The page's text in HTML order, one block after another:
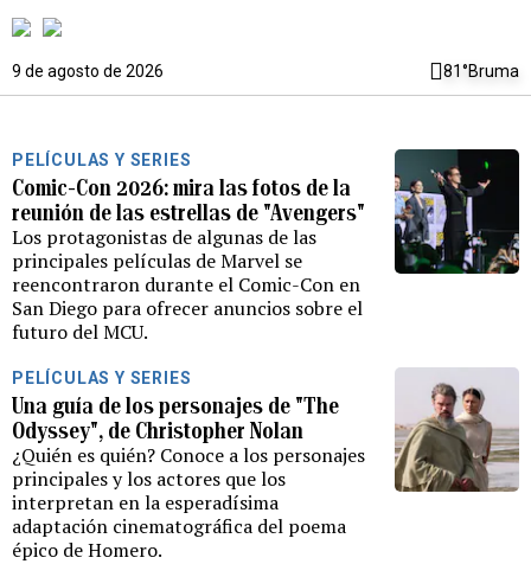
9 de agosto de 2026 81°Bruma
PELÍCULAS Y SERIES
Comic-Con 2026: mira las fotos de la
reunión de las estrellas de "Avengers"
Los protagonistas de algunas de las
principales películas de Marvel se
reencontraron durante el Comic-Con en
San Diego para ofrecer anuncios sobre el
futuro del MCU.
PELÍCULAS Y SERIES
Una guía de los personajes de "The
Odyssey", de Christopher Nolan
¿Quién es quién? Conoce a los personajes
principales y los actores que los
interpretan en la esperadísima
adaptación cinematográfica del poema
épico de Homero.